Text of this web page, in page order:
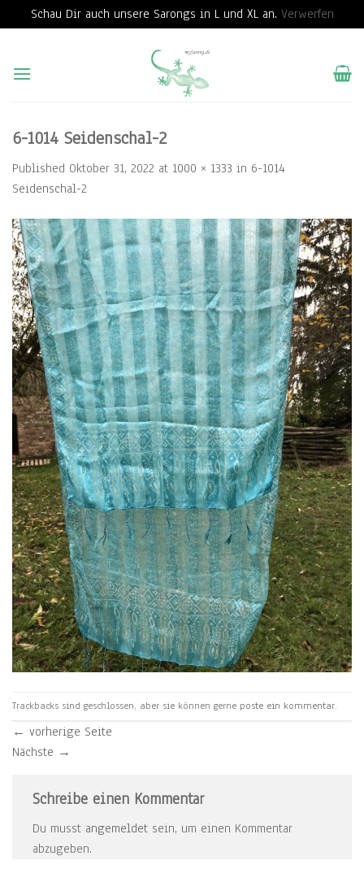
Schau Dir auch unsere Sarongs in L und XL an. Verwerfen
content
6-1014 Seidenschal-2
Published Oktober 31, 2022 at 1000 × 1333 in 6-1014
Seidenschal-2
Trackbacks sind geschlossen, aber sie können gerne poste ein kommentar.
← vorherige Seite
Nächste →
Schreibe einen Kommentar
Du musst angemeldet sein, um einen Kommentar
abzugeben.